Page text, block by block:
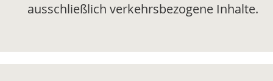
ausschließlich verkehrsbezogene Inhalte.